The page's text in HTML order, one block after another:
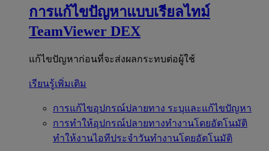
การแก้ไขปัญหาแบบเรียลไทม์
TeamViewer DEX
แก้ไขปัญหาก่อนที่จะส่งผลกระทบต่อผู้ใช้
เรียนรู้เพิ่มเติม
การแก้ไขอุปกรณ์ปลายทาง ระบุและแก้ไขปัญหา
การทำให้อุปกรณ์ปลายทางทำงานโดยอัตโนมัติ
ทำให้งานไอทีประจำวันทำงานโดยอัตโนมัติ